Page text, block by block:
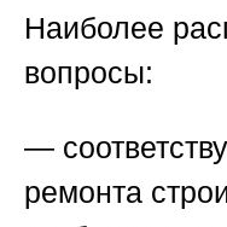
Наиболее
вопросы:
—
ремонта